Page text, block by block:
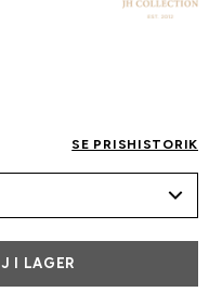
SE PRISHISTORIK
I LAGER